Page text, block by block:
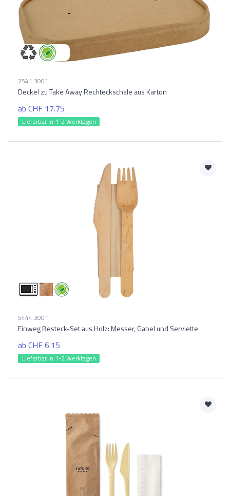
2541.3001
Deckel zu Take Away Rechteckschale aus Karton
ab CHF 17.75
Lieferbar in 1-2 Werktagen
5444.3001
Einweg Besteck-Set aus Holz: Messer, Gabel und Serviette
ab CHF 6.15
Lieferbar in 1-2 Werktagen